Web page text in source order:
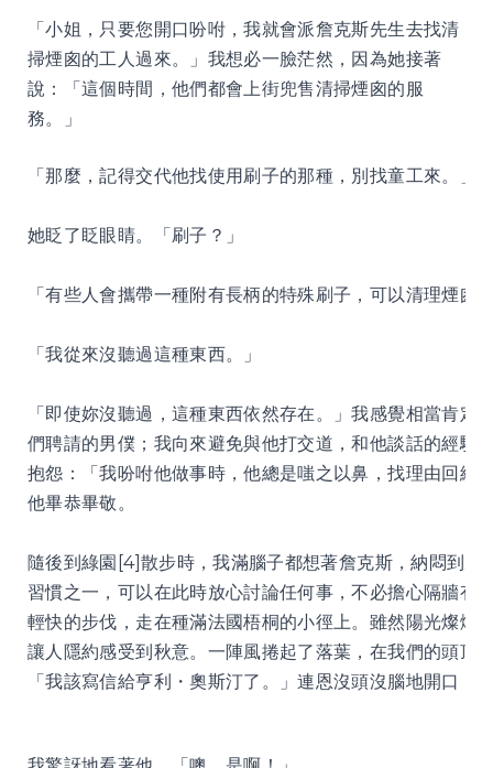
「小姐，只要您開口吩咐，我就會派詹克斯先生去找清
掃煙囪的工人過來。」我想必一臉茫然，因為她接著
說：「這個時間，他們都會上街兜售清掃煙囪的服
務。」
「那麼，記得交代他找使用刷子的那種，別找童工來。」
她眨了眨眼睛。「刷子？」
「有些人會攜帶一種附有長柄的特殊刷子，可以清理煙囪
「我從來沒聽過這種東西。」
「即使妳沒聽過，這種東西依然存在。」我感覺相當肯
們聘請的男僕；我向來避免與他打交道，和他談話的經驗
抱怨：「我吩咐他做事時，他總是嗤之以鼻，找理由回絕
他畢恭畢敬。
隨後到綠園[4]散步時，我滿腦子都想著詹克斯，納悶到
習慣之一，可以在此時放心討論任何事，不必擔心隔牆有
輕快的步伐，走在種滿法國梧桐的小徑上。雖然陽光燦爛
讓人隱約感受到秋意。一陣風捲起了落葉，在我們的頭頂
「我該寫信給亨利・奧斯汀了。」連恩沒頭沒腦地開口：